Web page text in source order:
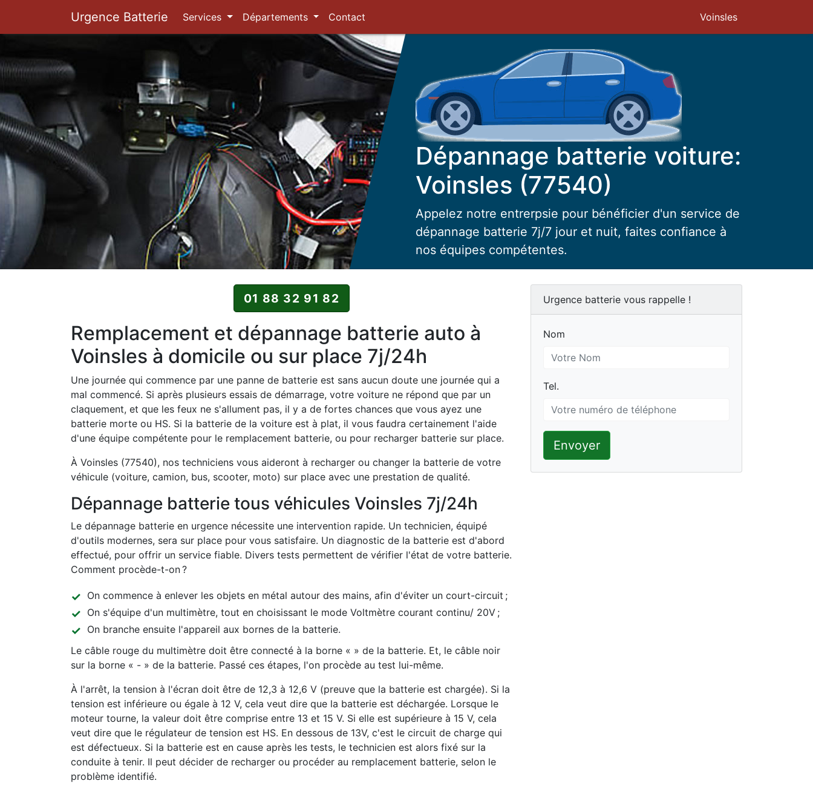
Urgence Batterie Services Départements Contact Voinsles
Dépannage batterie voiture:
Voinsles (77540)
Appelez notre entrerpsie pour bénéficier d'un service de
dépannage batterie 7j/7 jour et nuit, faites confiance à
nos équipes compétentes.
01 88 32 91 82
Remplacement et dépannage batterie auto à
Voinsles à domicile ou sur place 7j/24h
Une journée qui commence par une panne de batterie est sans aucun doute une journée qui a
mal commencé. Si après plusieurs essais de démarrage, votre voiture ne répond que par un
claquement, et que les feux ne s'allument pas, il y a de fortes chances que vous ayez une
batterie morte ou HS. Si la batterie de la voiture est à plat, il vous faudra certainement l'aide
d'une équipe compétente pour le remplacement batterie, ou pour recharger batterie sur place.
À Voinsles (77540), nos techniciens vous aideront à recharger ou changer la batterie de votre
véhicule (voiture, camion, bus, scooter, moto) sur place avec une prestation de qualité.
Dépannage batterie tous véhicules Voinsles 7j/24h
Le dépannage batterie en urgence nécessite une intervention rapide. Un technicien, équipé
d'outils modernes, sera sur place pour vous satisfaire. Un diagnostic de la batterie est d'abord
effectué, pour offrir un service fiable. Divers tests permettent de vérifier l'état de votre batterie.
Comment procède-t-on ?
On commence à enlever les objets en métal autour des mains, afin d'éviter un court-circuit ;
On s'équipe d'un multimètre, tout en choisissant le mode Voltmètre courant continu/ 20V ;
On branche ensuite l'appareil aux bornes de la batterie.
Le câble rouge du multimètre doit être connecté à la borne « » de la batterie. Et, le câble noir
sur la borne « - » de la batterie. Passé ces étapes, l'on procède au test lui-même.
À l'arrêt, la tension à l'écran doit être de 12,3 à 12,6 V (preuve que la batterie est chargée). Si la
tension est inférieure ou égale à 12 V, cela veut dire que la batterie est déchargée. Lorsque le
moteur tourne, la valeur doit être comprise entre 13 et 15 V. Si elle est supérieure à 15 V, cela
veut dire que le régulateur de tension est HS. En dessous de 13V, c'est le circuit de charge qui
est défectueux. Si la batterie est en cause après les tests, le technicien est alors fixé sur la
conduite à tenir. Il peut décider de recharger ou procéder au remplacement batterie, selon le
problème identifié.
Urgence batterie vous rappelle !
Nom
Nom
Tel.
Tel.
Envoyer